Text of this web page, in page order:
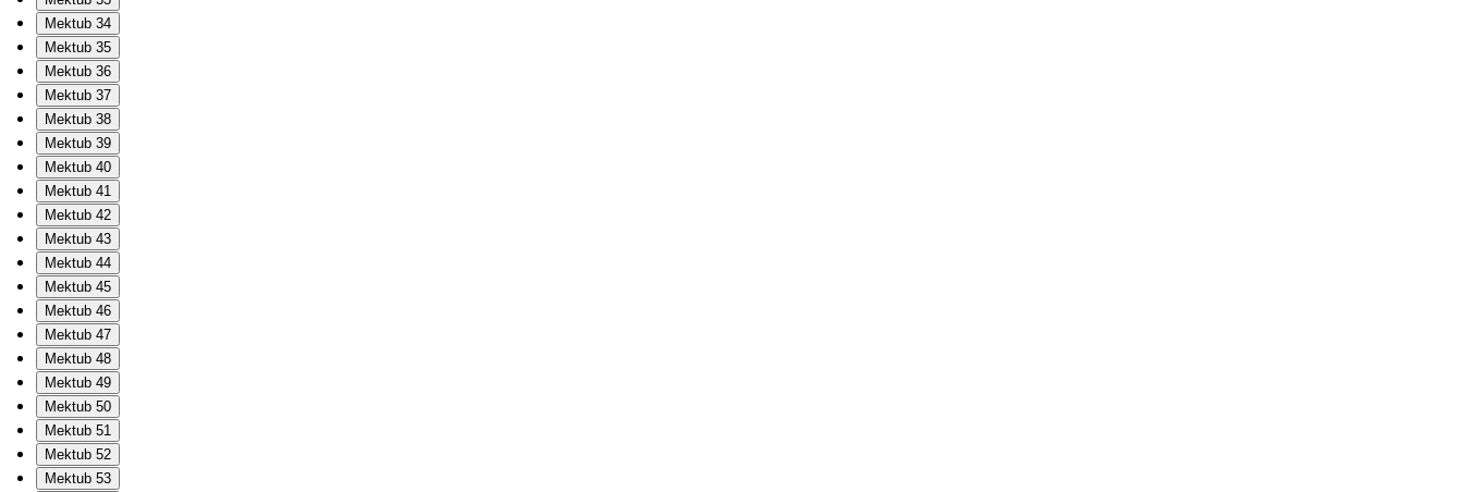
Mektub 34
Mektub 35
Mektub 36
Mektub 37
Mektub 38
Mektub 39
Mektub 40
Mektub 41
Mektub 42
Mektub 43
Mektub 44
Mektub 45
Mektub 46
Mektub 47
Mektub 48
Mektub 49
Mektub 50
Mektub 51
Mektub 52
Mektub 53